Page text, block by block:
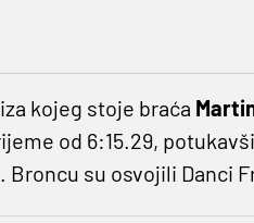
kojeg stoje braća
od 6:15.29,
Broncu su osvojili Danci